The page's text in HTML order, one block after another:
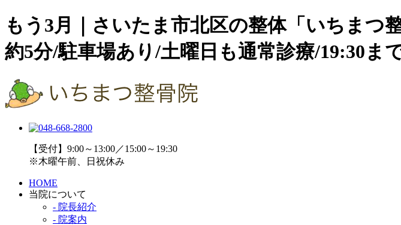
もう3月｜さいたま市北区の整体「いちまつ
約5分/駐車場あり/土曜日も通常診療/19:30ま
【受付】9:00～13:00／15:00～19:30
※木曜午前、日祝休み
HOME
当院について
- 院長紹介
- 院案内